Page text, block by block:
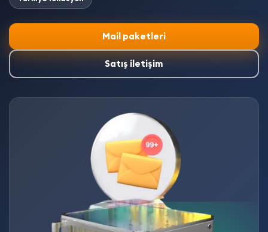
Mail paketleri
Satış iletişim